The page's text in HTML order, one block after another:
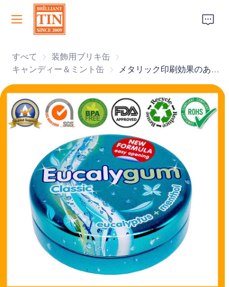
すべて 装飾用ブリキ缶 装飾用ブリキ缶
キャンディー＆ミント缶 キャンディー＆ミント缶
ホーム
会社
製品
顧客サービス
トレードショー 2026
証明書
持続可能性